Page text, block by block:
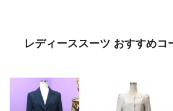
レディーススーツ おすすめコ